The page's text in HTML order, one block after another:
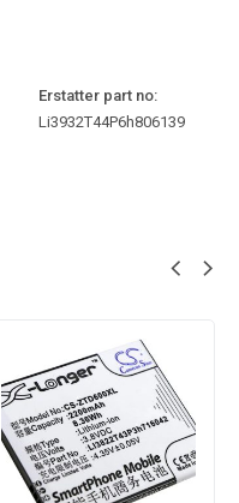
Erstatter part no:
Li3932T44P6h806139